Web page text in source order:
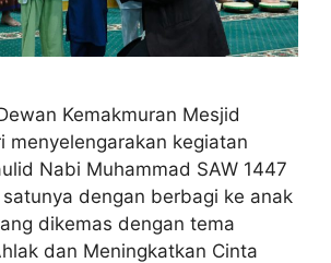
Kemakmuran Mesjid
menyelengarakan kegiatan
Nabi Muhammad SAW 1447
dengan berbagi ke anak
dikemas dengan tema
dan Meningkatkan Cinta